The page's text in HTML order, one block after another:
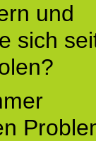
und
sich